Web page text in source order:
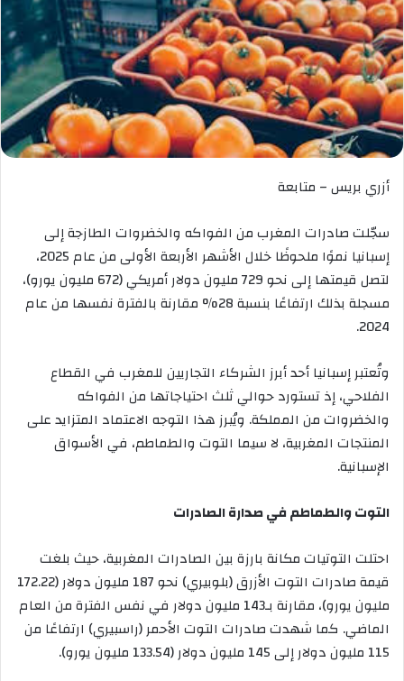
أزري بريس – متابعة
سجّلت صادرات المغرب من الفواكه والخضروات الطازجة إلى
إسبانيا نموًا ملحوظًا خلال الأشهر الأربعة الأولى من عام 2025،
لتصل قيمتها إلى نحو 729 مليون دولار أمريكي (672 مليون يورو)،
مسجلة بذلك ارتفاعًا بنسبة 28% مقارنة بالفترة نفسها من عام
2024.
وتُعتبر إسبانيا أحد أبرز الشركاء التجاريين للمغرب في القطاع
الفلاحي، إذ تستورد حوالي ثلث احتياجاتها من الفواكه
والخضروات من المملكة. ويُبرز هذا التوجه الاعتماد المتزايد على
المنتجات المغربية، لا سيما التوت والطماطم، في الأسواق
الإسبانية.
التوت والطماطم في صدارة الصادرات
احتلت التوتيات مكانة بارزة بين الصادرات المغربية، حيث بلغت
قيمة صادرات التوت الأزرق (بلوبيري) نحو 187 مليون دولار (172.22
مليون يورو)، مقارنة بـ143 مليون دولار في نفس الفترة من العام
الماضي. كما شهدت صادرات التوت الأحمر (راسبيري) ارتفاعًا من
115 مليون دولار إلى 145 مليون دولار (133.54 مليون يورو).